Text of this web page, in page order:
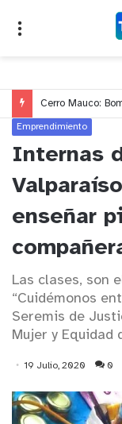
Emprendimiento
Internas
enseñar
Las clases, son
“Cuidémonos
Seremis de
Mujer y Equidad
19 Julio, 2020 0